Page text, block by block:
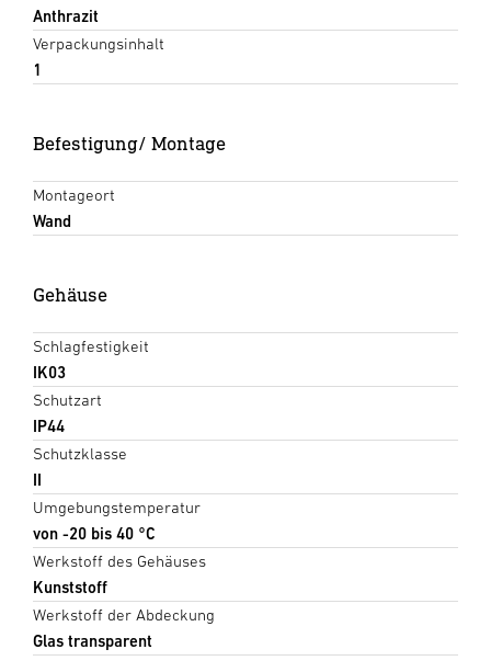
Anthrazit
Verpackungsinhalt
1
Befestigung/ Montage
Montageort
Wand
Gehäuse
Schlagfestigkeit
IK03
Schutzart
IP44
Schutzklasse
II
Umgebungstemperatur
von -20 bis 40 °C
Werkstoff des Gehäuses
Kunststoff
Werkstoff der Abdeckung
Glas transparent